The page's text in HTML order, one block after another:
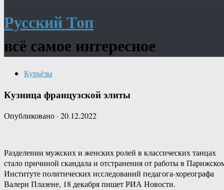
Русский Топ
всё самое интересное
Курьёзы
Кузница французской элиты
Опубликовано · 20.12.2022
Разделении мужских и женских ролей в классических танцах
стало причиной скандала и отстранения от работы в
Институте политических исследований педагога-хореографа
Валери Плазене, 18 декабря пишет РИА Новости.